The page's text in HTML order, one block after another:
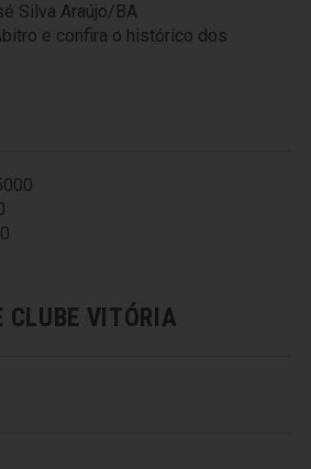
Silva Araújo/BA
e confira o histórico dos
CLUBE VITÓRIA